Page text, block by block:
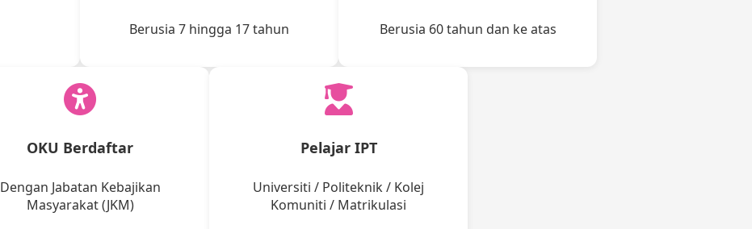
Berusia 7 hingga 17 tahun Berusia 60 tahun dan ke atas
OKU Berdaftar
Dengan Jabatan Kebajikan
Masyarakat (JKM)
Pelajar IPT
Universiti / Politeknik / Kolej
Komuniti / Matrikulasi